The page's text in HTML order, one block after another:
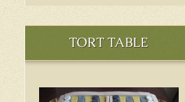
TORT TABLE